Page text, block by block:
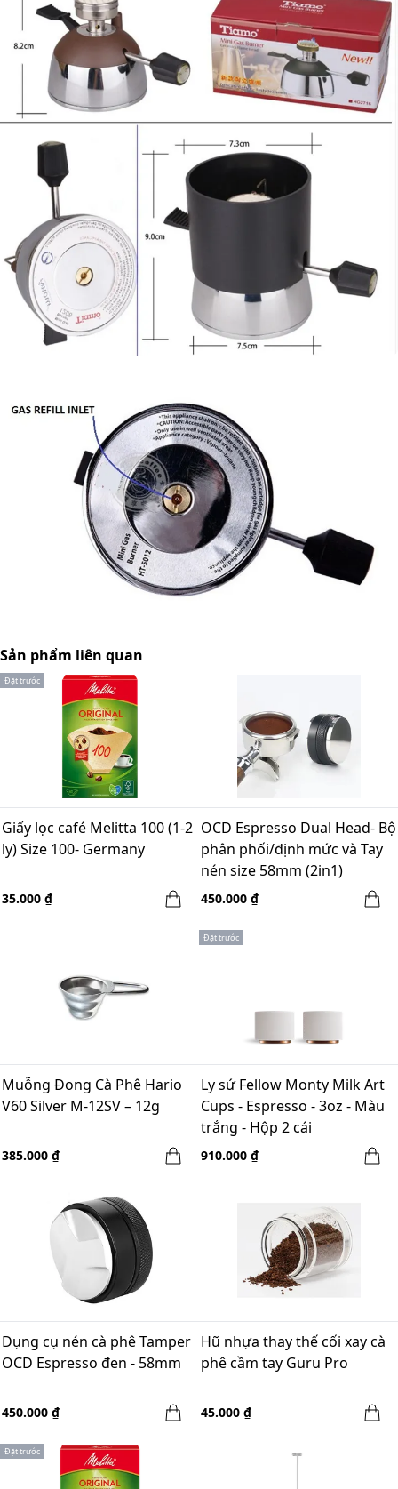
Sản phẩm liên quan
Đặt trước
Giấy lọc café Melitta 100 (1-2
ly) Size 100- Germany
35.000 ₫
OCD Espresso Dual Head- Bộ
phân phối/định mức và Tay
nén size 58mm (2in1)
450.000 ₫
Muỗng Đong Cà Phê Hario
V60 Silver M-12SV – 12g
385.000 ₫
Đặt trước
Ly sứ Fellow Monty Milk Art
Cups - Espresso - 3oz - Màu
trắng - Hộp 2 cái
910.000 ₫
Dụng cụ nén cà phê Tamper
OCD Espresso đen - 58mm
450.000 ₫
Hũ nhựa thay thế cối xay cà
phê cầm tay Guru Pro
45.000 ₫
Đặt trước